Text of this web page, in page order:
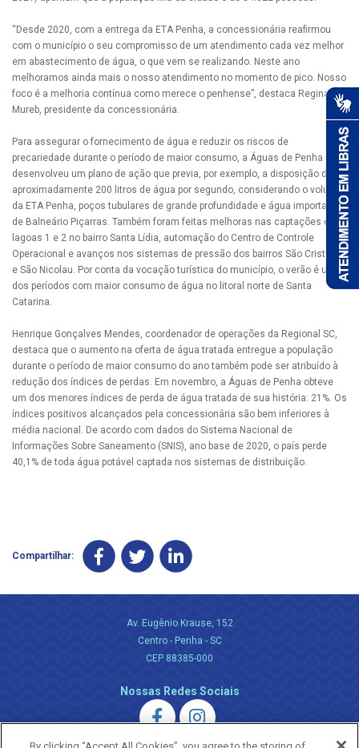
“Desde 2020, com a entrega da ETA Penha, a concessionária reafirmou
com o município o seu compromisso de um atendimento cada vez melhor
em abastecimento de água, o que vem se realizando. Neste ano
melhoramos ainda mais o nosso atendimento no momento de pico. Nosso
foco é a melhoria contínua como merece o penhense”, destaca Reginalva
Mureb, presidente da concessionária.
Para assegurar o fornecimento de água e reduzir os riscos de
precariedade durante o período de maior consumo, a Águas de Penha
desenvolveu um plano de ação que previa, por exemplo, a disposição de
aproximadamente 200 litros de água por segundo, considerando o volume
da ETA Penha, poços tubulares de grande profundidade e água importada
de Balneário Piçarras. Também foram feitas melhoras nas captações das
lagoas 1 e 2 no bairro Santa Lídia, automação do Centro de Controle
Operacional e avanços nos sistemas de pressão dos bairros São Cristóvão
e São Nicolau. Por conta da vocação turística do município, o verão é um
dos períodos com maior consumo de água no litoral norte de Santa
Catarina.
Henrique Gonçalves Mendes, coordenador de operações da Regional SC,
destaca que o aumento na oferta de água tratada entregue a população
durante o período de maior consumo do ano também pode ser atribuído à
redução dos índices de perdas. Em novembro, a Águas de Penha obteve
um dos menores índices de perda de água tratada de sua história: 21%. Os
índices positivos alcançados pela concessionária são bem inferiores à
média nacional. De acordo com dados do Sistema Nacional de
Informações Sobre Saneamento (SNIS), ano base de 2020, o país perde
40,1% de toda água potável captada nos sistemas de distribuição.
Compartilhar:
Av. Eugênio Krause, 152
Centro - Penha - SC
CEP 88385-000
Nossas Redes Sociais